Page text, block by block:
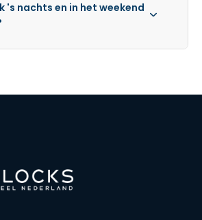
's nachts en in het weekend